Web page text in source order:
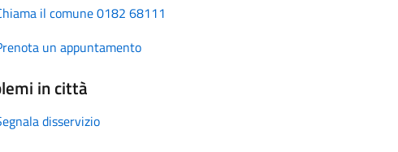
il comune 0182 68111
un appuntamento
in città
disservizio